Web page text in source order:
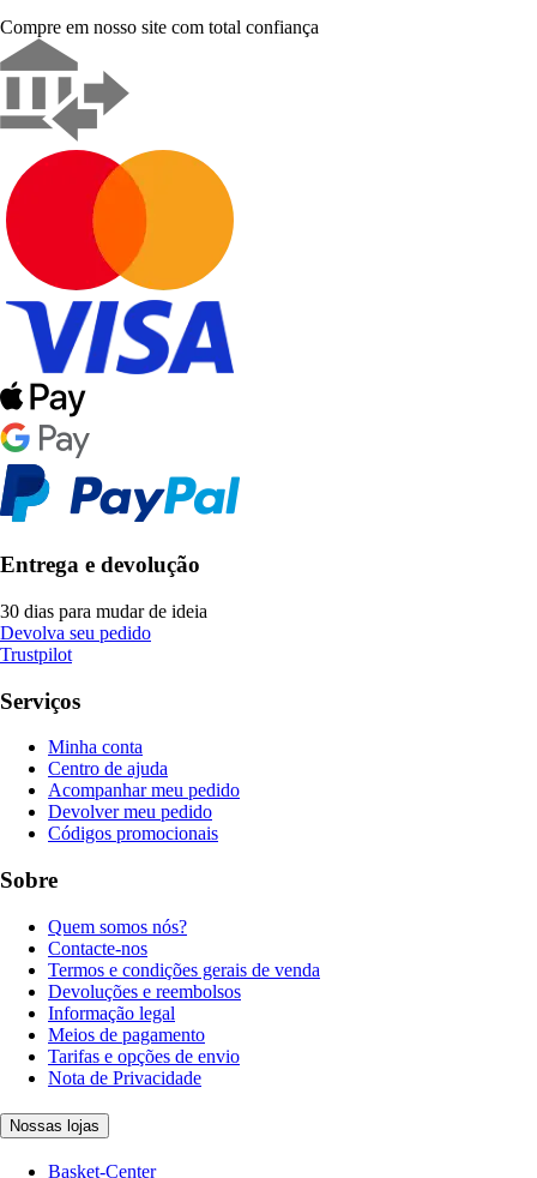
Compre em nosso site com total confiança
Entrega e devolução
30 dias para mudar de ideia
Devolva seu pedido
Trustpilot
Serviços
Minha conta
Centro de ajuda
Acompanhar meu pedido
Devolver meu pedido
Códigos promocionais
Sobre
Quem somos nós?
Contacte-nos
Termos e condições gerais de venda
Devoluções e reembolsos
Informação legal
Meios de pagamento
Tarifas e opções de envio
Nota de Privacidade
Nossas lojas
Basket-Center